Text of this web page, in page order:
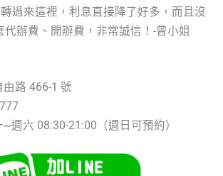
過來這裡，利息直接降了好多，而且沒
代辦費、開辦費，非常誠信！-曾小姐
路 466-1 號
週六 08:30-21:00（週日可預約）